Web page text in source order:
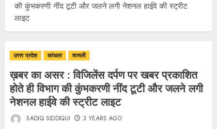
की कुंभकरणी नींद टूटी और जलने लगी नेशनल हाईवे की स्ट्रीट
लाइट
उत्तर प्रदेश कांधला शामली
ख़बर का असर : विजिलेंस दर्पण पर खबर प्रकाशित
होते ही विभाग की कुंभकरणी नींद टूटी और जलने लगी
नेशनल हाईवे की स्ट्रीट लाइट
SADIQ SIDDIQUI 3 YEARS AGO